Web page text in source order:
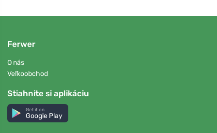
Ferwer
O nás
Veľkoobchod
Stiahnite si aplikáciu
Get it on
Google Play